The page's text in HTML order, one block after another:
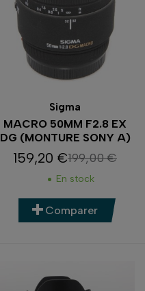
Sigma
MACRO 50MM F2.8 EX
DG (MONTURE SONY A)
Prix
159,20 €Prix de base
199,00 €
En stock
Comparer